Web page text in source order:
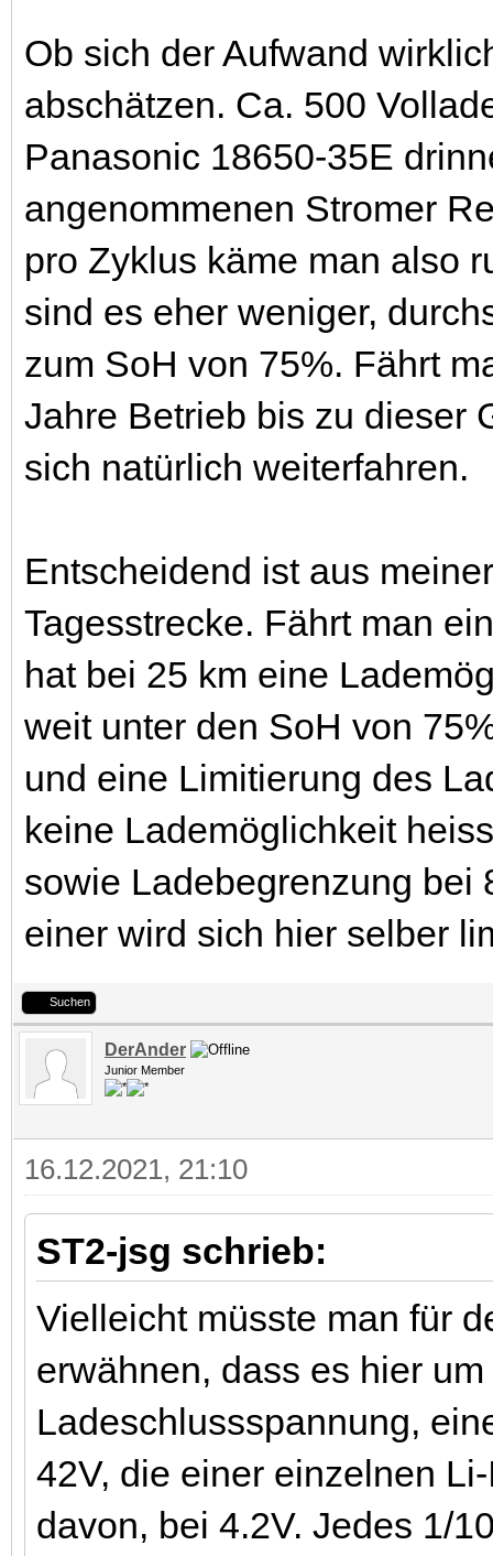
Ob sich der Aufwand
abschätzen. Ca. 500
Panasonic 18650-35E
angenommenen Stromer
pro Zyklus käme man also
sind es eher weniger,
zum SoH von 75%. Fährt
Jahre Betrieb bis zu dieser
sich natürlich weiterfahren.
Entscheidend ist aus
Tagesstrecke. Fährt man
hat bei 25 km eine
weit unter den SoH von
und eine Limitierung des
keine Lademöglichkeit
sowie Ladebegrenzung bei
einer wird sich hier selber
Suchen
DerAnder
Junior Member
16.12.2021, 21:10
ST2-jsg schrieb:
Vielleicht müsste man für
erwähnen, dass es hier
Ladeschlussspannung,
42V, die einer einzelnen
davon, bei 4.2V. Jedes 1/